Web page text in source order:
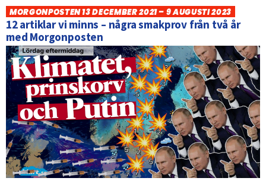
MORGONPOSTEN 13 DECEMBER 2021 – 9 AUGUSTI 2023
12 artiklar vi minns – några smakprov från två år
med Morgonposten